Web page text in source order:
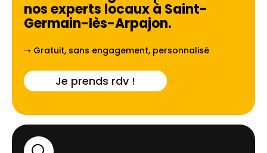
nos experts locaux à Saint-
Germain-lès-Arpajon.
➝ Gratuit, sans engagement, personnalisé
Je prends rdv !